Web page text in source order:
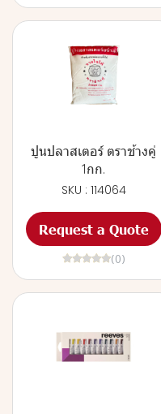
ปูนปลาสเตอร์ ตราช้างคู่
1กก.
SKU : 114064
Request a Quote
(0)